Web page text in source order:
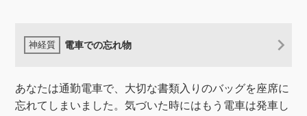
電車での忘れ物
あなたは通勤電車で、大切な書類入りのバッグを座席に
忘れてしまいました。気づいた時にはもう電車は発車し